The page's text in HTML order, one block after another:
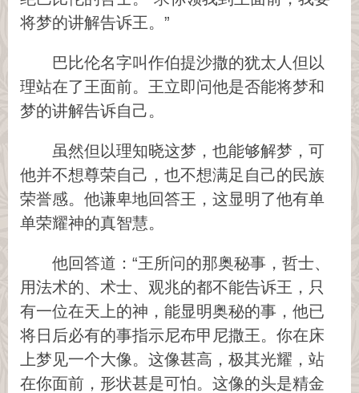
将梦的讲解告诉王。”
巴比伦名字叫作伯提沙撒的犹太人但以
理站在了王面前。王立即问他是否能将梦和
梦的讲解告诉自己。
虽然但以理知晓这梦，也能够解梦，可
他并不想尊荣自己，也不想满足自己的民族
荣誉感。他谦卑地回答王，这显明了他有单
单荣耀神的真智慧。
他回答道：“王所问的那奥秘事，哲士、
用法术的、术士、观兆的都不能告诉王，只
有一位在天上的神，能显明奥秘的事，他已
将日后必有的事指示尼布甲尼撒王。你在床
上梦见一个大像。这像甚高，极其光耀，站
在你面前，形状甚是可怕。这像的头是精金